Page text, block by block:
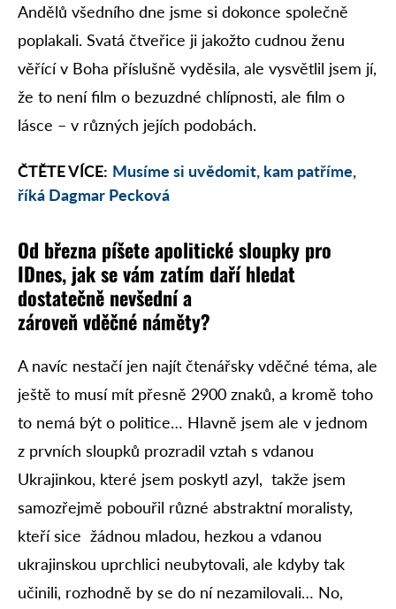
Andělů všedního dne jsme si dokonce společně
poplakali. Svatá čtveřice ji jakožto cudnou ženu
věřící v Boha příslušně vyděsila, ale vysvětlil jsem jí,
že to není film o bezuzdné chlípnosti, ale film o
lásce – v různých jejích podobách.
ČTĚTE VÍCE: Musíme si uvědomit, kam patříme,
říká Dagmar Pecková
Od března píšete apolitické sloupky pro
IDnes, jak se vám zatím daří hledat
dostatečně nevšední a
zároveň vděčné náměty?
A navíc nestačí jen najít čtenářsky vděčné téma, ale
ještě to musí mít přesně 2900 znaků, a kromě toho
to nemá být o politice… Hlavně jsem ale v jednom
z prvních sloupků prozradil vztah s vdanou
Ukrajinkou, které jsem poskytl azyl, takže jsem
samozřejmě pobouřil různé abstraktní moralisty,
kteří sice žádnou mladou, hezkou a vdanou
ukrajinskou uprchlici neubytovali, ale kdyby tak
učinili, rozhodně by se do ní nezamilovali… No,